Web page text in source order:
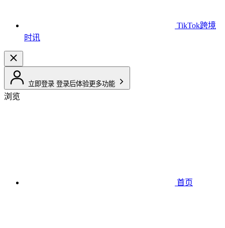
TikTok跨境
时讯
立即登录 登录后体验更多功能
浏览
首页